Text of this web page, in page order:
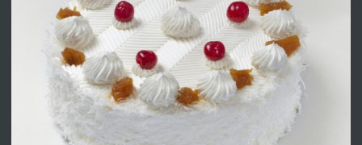
преди 10 месеца
ПРЕДЛАГА
Професионална броячна машина -
със сертификат от ЕЦБ
преди 1 година